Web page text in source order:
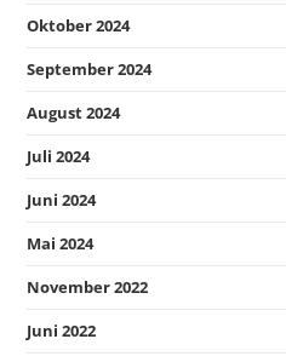
Oktober 2024
September 2024
August 2024
Juli 2024
Juni 2024
Mai 2024
November 2022
Juni 2022